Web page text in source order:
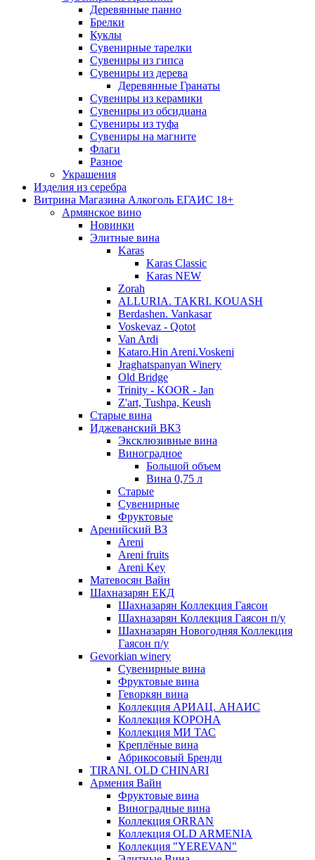
Деревянные панно
Брелки
Куклы
Сувенирные тарелки
Сувениры из гипса
Сувениры из дерева
Деревянные Гранаты
Сувениры из керамики
Сувениры из обсидиана
Сувениры из туфа
Сувениры на магните
Флаги
Разное
Украшения
Изделия из серебра
Витрина Магазина Алкоголь ЕГАИС 18+
Армянское вино
Новинки
Элитные вина
Karas
Karas Classic
Karas NEW
Zorah
ALLURIA. TAKRI. KOUASH
Berdashen. Vankasar
Voskevaz - Qotot
Van Ardi
Kataro.Hin Areni.Voskeni
Jraghatspanyan Winery
Old Bridge
Trinity - KOOR - Jan
Z'art, Tushpa, Keush
Старые вина
Иджеванский ВК3
Эксклюзивные вина
Виноградное
Большой объем
Вина 0,75 л
Старые
Сувенирные
Фруктовые
Аренийский ВЗ
Areni
Areni fruits
Areni Key
Матевосян Вайн
Шахназарян ЕКД
Шахназарян Коллекция Гаясон
Шахназарян Коллекция Гаясон п/у
Шахназарян Новогодняя Коллекция
Гаясон п/у
Gevorkian winery
Сувенирные вина
Фруктовые вина
Геворкян вина
Коллекция АРИАЦ. АНАИС
Коллекция КОРОНА
Коллекция МИ ТАС
Креплёные вина
Абрикосовый Бренди
TIRANI. OLD CHINARI
Армения Вайн
Фруктовые вина
Виноградные вина
Коллекция ORRAN
Коллекция OLD ARMENIA
Коллекция "YEREVAN"